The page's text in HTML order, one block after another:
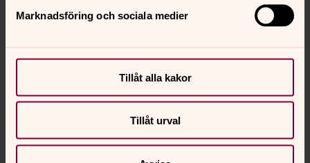
Marknadsföring och sociala medier
Tillåt alla kakor
Tillåt urval
Anna Gredander
Hedebygdens församling, Härjedalens pastorat
010-470 01 66SMS:
072-595 50 66
anna.gredander@svenskakyrkan.se
Själkänsla